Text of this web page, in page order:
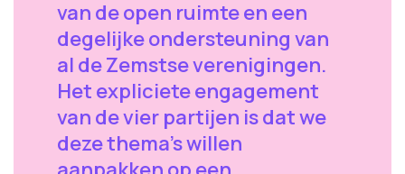
van de open ruimte en een
degelijke ondersteuning van
al de Zemstse verenigingen.
Het expliciete engagement
van de vier partijen is dat we
deze thema's willen